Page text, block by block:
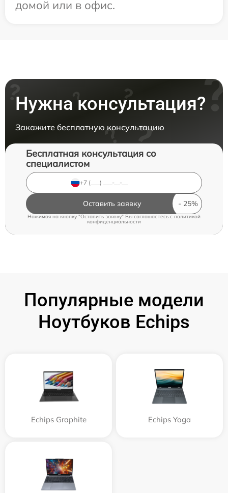
домой или в офис.
Нужна консультация?
Закажите бесплатную консультацию
Бесплатная консультация со
специалистом
Оставить заявку
Нажимая на кнопку "Оставить заявку" Вы соглашаетесь cполитикой
конфиденциальности
Популярные модели
Ноутбуков Echips
Echips Graphite Echips Yoga